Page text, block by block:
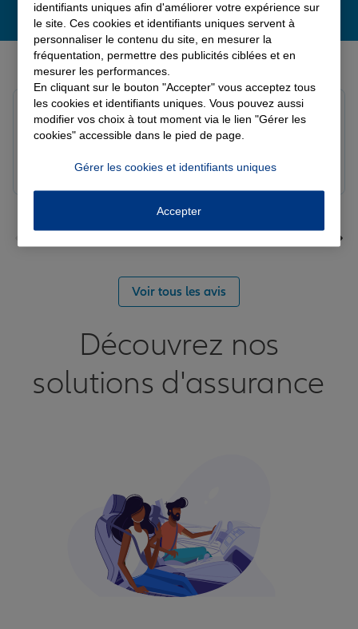
Derniers avis de nos agences Allianz
Note de 5 sur 5
Le 05/08/2026 - Agence FORT DE FRANCE
Yori A.
Voir tous les avis
Découvrez nos
solutions d'assurance
identifiants uniques afin d'améliorer votre expérience sur
le site. Ces cookies et identifiants uniques servent à
personnaliser le contenu du site, en mesurer la
fréquentation, permettre des publicités ciblées et en
mesurer les performances.
En cliquant sur le bouton "Accepter" vous acceptez tous
les cookies et identifiants uniques. Vous pouvez aussi
modifier vos choix à tout moment via le lien "Gérer les
cookies" accessible dans le pied de page.
Gérer les cookies et identifiants uniques
Accepter